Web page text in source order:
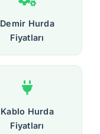
Demir Hurda
Fiyatları
Kablo Hurda
Fiyatları